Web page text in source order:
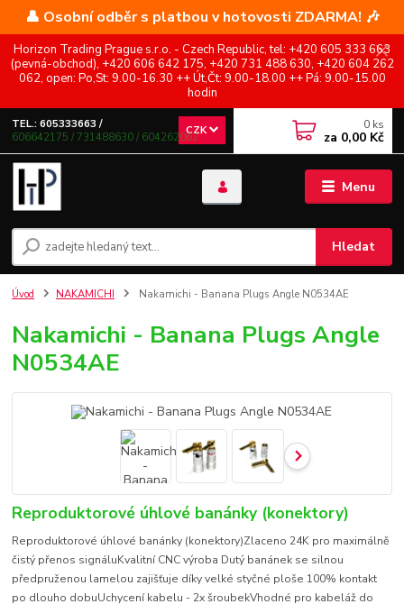
👤 Osobní odběr s platbou v hotovosti ZDARMA! 🎶
Horizon Trading Prague s.r.o. - Czech Republic, tel: +420 605 333 663
(pevná-obchod), +420 606 642 175, +420 731 488 630, +420 604 262
062, open: Po,St: 9.00-16.30 ++ Út,Čt: 9.00-18.00 ++ Pá: 9.00-15.00
hodin
Menu
CZK
Hledat
TEL.: 605333663 /
606642175 / 731488630 / 604262062
0 ks
za 0,00 Kč
Úvod NAKAMICHI Nakamichi - Banana Plugs Angle N0534AE
Nakamichi - Banana Plugs Angle
N0534AE
Reproduktorové úhlové banánky (konektory)
Reproduktorové úhlové banánky (konektory)Zlaceno 24K pro maximálně
čistý přenos signáluKvalitní CNC výroba Dutý banánek se silnou
předpruženou lamelou zajišťuje díky velké styčné ploše 100% kontakt
po dlouho dobuUchycení kabelu - 2x šroubekVhodné pro kabeláž do